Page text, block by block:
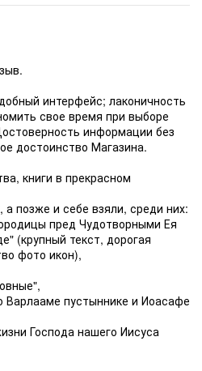
интерфейс; лаконичность
свое время при выборе
информации без
достоинство Магазина.
книги в прекрасном
а позже и себе взяли, среди них:
пред Чудотворными Ея
(крупный текст, дорогая
фото икон),
Варлааме пустыннике и Иоасафе
Господа нашего Иисуса